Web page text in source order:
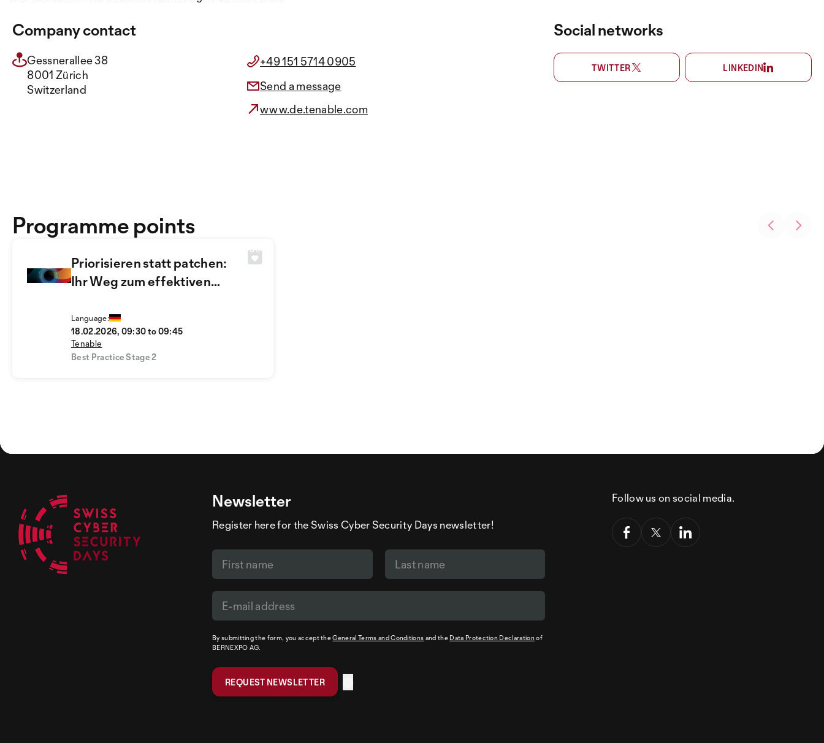
Company contact
Gessnerallee 38
8001 Zürich
Switzerland
+49 151 5714 0905
Send a message
www.de.tenable.com
Social networks
TWITTER LINKEDIN
Priorisieren statt patchen:
Ihr Weg zum effektiven
Language:
18.02.2026, 09:30 to 09:45
Tenable
Best Practice Stage 2
Programme points
Newsletter
Register here for the Swiss Cyber Security Days newsletter!
By submitting the form, you accept theGeneral Terms and Conditions and the Data Protection Declarationof
BERNEXPO AG.
Follow us on social media.